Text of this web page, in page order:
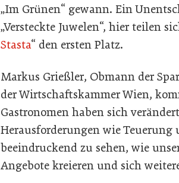
„Im Grünen“ gewann. Ein
„Versteckte Juwelen“, hier teilen
Stasta“ den ersten Platz.
Markus Grießler, Obmann der
der Wirtschaftskammer Wien,
Gastronomen haben sich
Herausforderungen wie Teuerung
beeindruckend zu sehen, wie
Angebote kreieren und sich